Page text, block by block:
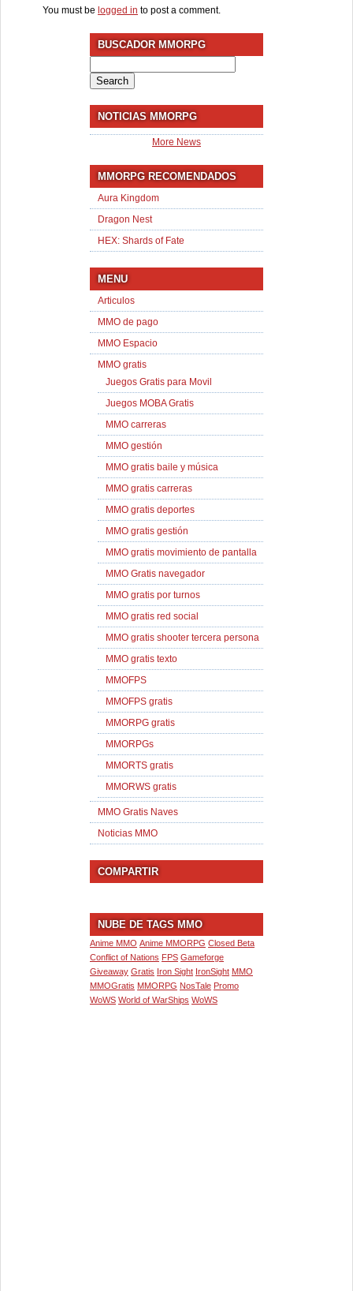
You must be logged in to post a comment.
BUSCADOR MMORPG
for:
NOTICIAS MMORPG
More News
MMORPG RECOMENDADOS
Aura Kingdom
Dragon Nest
HEX: Shards of Fate
MENU
Articulos
MMO de pago
MMO Espacio
MMO gratis
Juegos Gratis para Movil
Juegos MOBA Gratis
MMO carreras
MMO gestión
MMO gratis baile y música
MMO gratis carreras
MMO gratis deportes
MMO gratis gestión
MMO gratis movimiento de pantalla
MMO Gratis navegador
MMO gratis por turnos
MMO gratis red social
MMO gratis shooter tercera persona
MMO gratis texto
MMOFPS
MMOFPS gratis
MMORPG gratis
MMORPGs
MMORTS gratis
MMORWS gratis
MMO Gratis Naves
Noticias MMO
COMPARTIR
NUBE DE TAGS MMO
Anime MMO Anime MMORPG Closed Beta
Conflict of Nations FPS Gameforge
Giveaway Gratis Iron Sight IronSight MMO
MMOGratis MMORPG NosTale Promo
WoWS World of WarShips WoWS